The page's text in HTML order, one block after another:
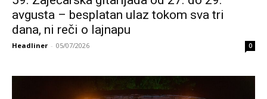
avgusta – besplatan ulaz tokom sva tri
dana, ni reči o lajnapu
Headliner - 05/07/2026 0